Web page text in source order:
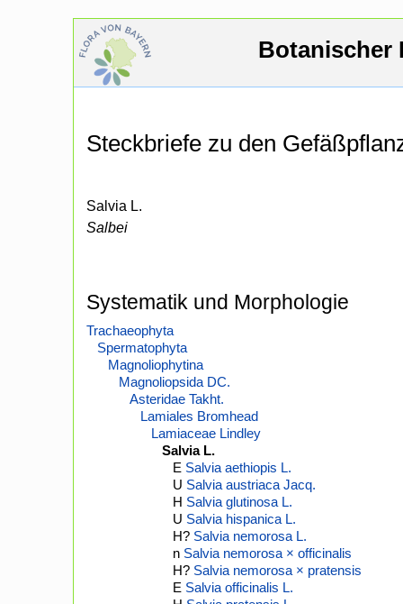
Botanischer
Steckbriefe zu den
Salvia L.
Salbei
Systematik und Morphologie
Trachaeophyta
Spermatophyta
Magnoliophytina
Magnoliopsida DC.
Asteridae Takht.
Lamiales Bromhead
Lamiaceae Lindley
Salvia L.
E Salvia aethiopis L.
U Salvia austriaca Jacq.
H Salvia glutinosa L.
U Salvia hispanica L.
H? Salvia nemorosa L.
n Salvia nemorosa × officinalis
H? Salvia nemorosa × pratensis
E Salvia officinalis L.